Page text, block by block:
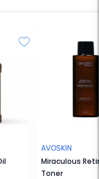
dari kerusakan
sinar UV.
AVOSKIN
Miraculous
Toner